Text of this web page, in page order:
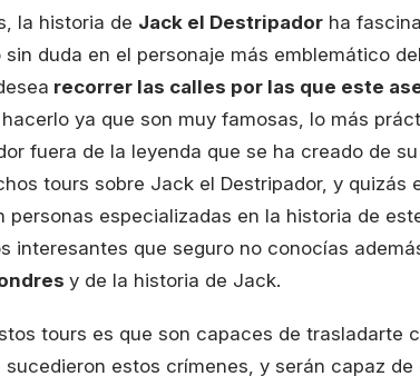
la historia de Jack el Destripador ha
duda en el personaje más emblemático
recorrer las calles por las que este
ya que son muy famosas, lo más
fuera de la leyenda que se ha creado de
tours sobre Jack el Destripador, y quizás
personas especializadas en la historia de
interesantes que seguro no conocías
y de la historia de Jack.
tours es que son capaces de trasladarte
estos crímenes, y serán capaz